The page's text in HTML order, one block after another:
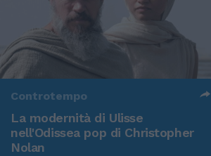
Controtempo
La modernità di Ulisse
nell'Odissea pop di Christopher
Nolan